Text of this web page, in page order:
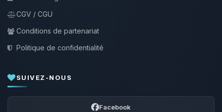
CGV / CGU
Conditions de partenariat
Politique de confidentialité
SUIVEZ-NOUS
Facebook